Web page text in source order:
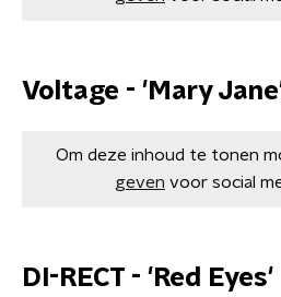
Voltage - 'Mary
Om deze inhoud te tonen
geven voor social
DI-RECT - 'Red Eyes'